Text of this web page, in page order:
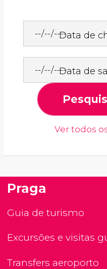
Data de
Data de
Ver todos
Praga
Guia de turismo
Excursões e visitas
Transfers aeroporto